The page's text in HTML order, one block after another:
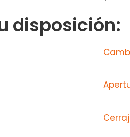
disposición: